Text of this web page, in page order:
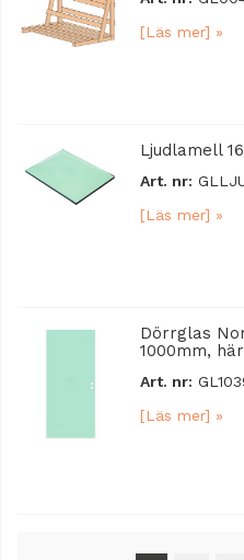
[Läs mer] »
Ljudlamell
Art. nr:
[Läs mer] »
Dörrglas
1000mm,
Art. nr:
[Läs mer] »